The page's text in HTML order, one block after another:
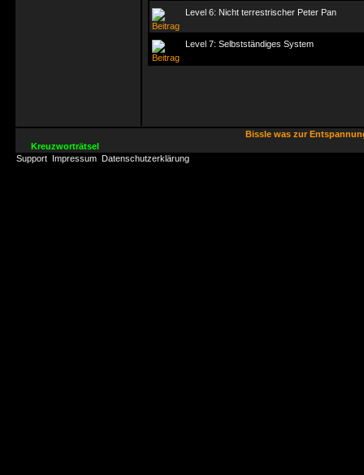
Level 6: Nicht terrestrischer Peter Pan
Level 7: Selbstständiges System
Bissle was zur
Kreuzworträtsel
Support Impressum Datenschutzerklärung